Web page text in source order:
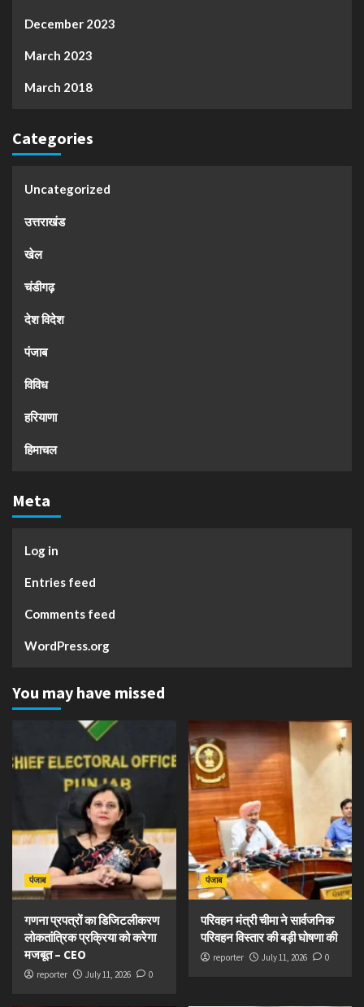
December 2023
March 2023
March 2018
Categories
Uncategorized
उत्तराखंड
खेल
चंडीगढ़
देश विदेश
पंजाब
विविध
हरियाणा
हिमाचल
Meta
Log in
Entries feed
Comments feed
WordPress.org
You may have missed
पंजाब
गणना प्रपत्रों का डिजिटलीकरण
लोकतांत्रिक प्रक्रिया को करेगा
मजबूत – CEO
reporter July 11, 2026 0
पंजाब
परिवहन मंत्री चीमा ने सार्वजनिक
परिवहन विस्तार की बड़ी घोषणा की
reporter July 11, 2026 0